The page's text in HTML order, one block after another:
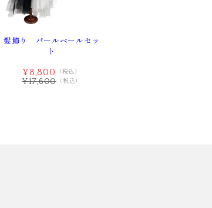
髪飾り パールベールセッ
ト
¥8,800 （税込）
¥17,600 （税込）